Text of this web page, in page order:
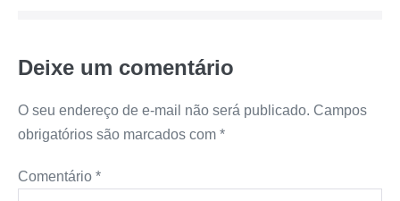
Deixe um comentário
O seu endereço de e-mail não será publicado. Campos
obrigatórios são marcados com *
Comentário *